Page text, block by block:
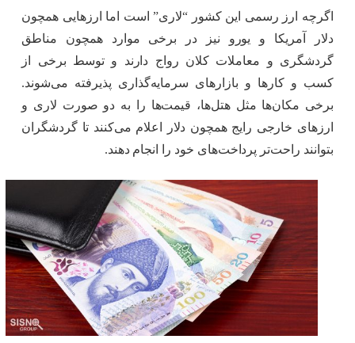
اگرچه ارز رسمی این کشور “لاری” است اما ارزهایی همچون
دلار آمریکا و یورو نیز در برخی موارد همچون مناطق
گردشگری و معاملات کلان رواج دارند و توسط برخی از
کسب و کارها و بازارهای سرمایه‌گذاری پذیرفته می‌شوند.
برخی مکان‌ها مثل هتل‌ها، قیمت‌ها را به دو صورت لاری و
ارزهای خارجی رایج همچون دلار اعلام می‌کنند تا گردشگران
بتوانند راحت‌تر پرداخت‌های خود را انجام دهند.